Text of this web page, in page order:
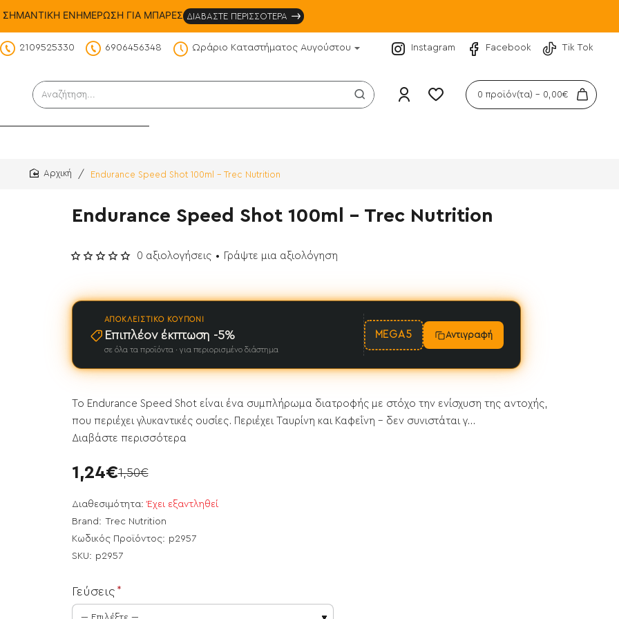
ΣΗΜΑΝΤΙΚΗ ΕΝΗΜΕΡΩΣΗ ΓΙΑ ΜΠΑΡΕΣ ΔΙΑΒΑΣΤΕ ΠΕΡΙΣΣΟΤΕΡΑ
2109525330 6906456348 Ωράριο Καταστήματος Αυγούστου Instagram Facebook Tik Tok
Αναζήτηση... 0 προϊόν(τα) - 0,00€
Endurance Speed Shot 100ml - Trec Nutrition
Endurance Speed Shot 100ml - Trec Nutrition
ΑΠΟΚΛΕΙΣΤΙΚΌ ΚΟΥΠΌΝΙ
Επιπλέον έκπτωση -5%
σε όλα τα προϊόντα · για περιορισμένο διάστημα
MEGA5 Αντιγραφή
Το Endurance Speed Shot είναι ένα συμπλήρωμα διατροφής με στόχο την ενίσχυση της αντοχής,
που περιέχει γλυκαντικές ουσίες. Περιέχει Ταυρίνη και Καφεΐνη - δεν συνιστάται γ...
Διαβάστε περισσότερα
Διαθεσιμότητα: Έχει εξαντληθεί
Brand: Trec Nutrition
Κωδικός Προϊόντος: p2957
SKU: p2957
0 αξιολογήσεις • Γράψτε μια αξιολόγηση
1,24€1,50€
Γεύσεις